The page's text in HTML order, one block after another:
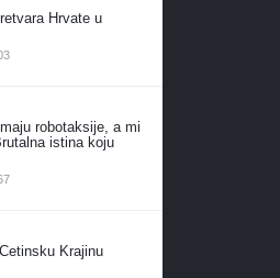
Hrvate u
komentara
robotaksije, a mi
istina koju
komentara
Krajinu